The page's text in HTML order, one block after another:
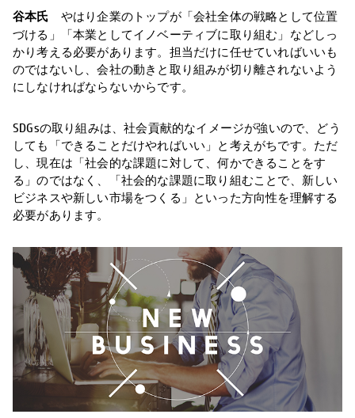
谷本氏 やはり企業のトップが「会社全体の戦略として位置
づける」「本業としてイノベーティブに取り組む」などしっ
かり考える必要があります。担当だけに任せていればいいも
のではないし、会社の動きと取り組みが切り離されないよう
にしなければならないからです。
SDGsの取り組みは、社会貢献的なイメージが強いので、どう
しても「できることだけやればいい」と考えがちです。ただ
し、現在は「社会的な課題に対して、何かできることをす
る」のではなく、「社会的な課題に取り組むことで、新しい
ビジネスや新しい市場をつくる」といった方向性を理解する
必要があります。